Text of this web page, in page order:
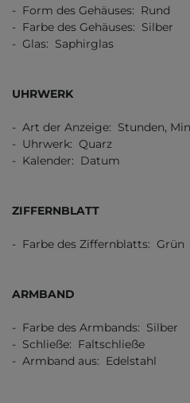
- Form des Gehäuses: Rund
- Farbe des Gehäuses: Silber
- Glas: Saphirglas
UHRWERK
- Art der Anzeige: Stunden,
- Uhrwerk: Quarz
- Kalender: Datum
ZIFFERNBLATT
- Farbe des Ziffernblatts: Grün
ARMBAND
- Farbe des Armbands: Silber
- Schließe: Faltschließe
- Armband aus: Edelstahl